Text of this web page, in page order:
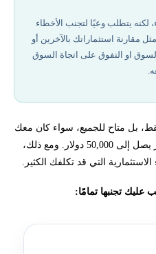
عند تغيير الوظيفة
الحساب الاستثماري
لكنه يتطلب وعيًا لتجنب الأخطاء
مقارنة استثماراتك بالآخرين أو
السوق او التفوق على اتجاة السوق
بل متاح للجميع، سواء كان معك
مبلغ صغير كـ 5 دولارات أو مبلغ كبير يصل إلى 50,000 دولار. ومع ذلك،
التي قد تكلفك الكثير.
عليك تجنبها تمامًا: